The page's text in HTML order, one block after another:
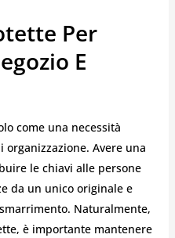
Per
E
come una necessità
Avere una
le chiavi alle persone
da un unico originale e
Naturalmente,
è importante mantenere